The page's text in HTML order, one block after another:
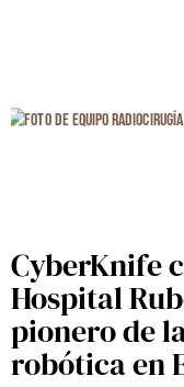
CyberKnife
Hospital
pionero de
robótica en